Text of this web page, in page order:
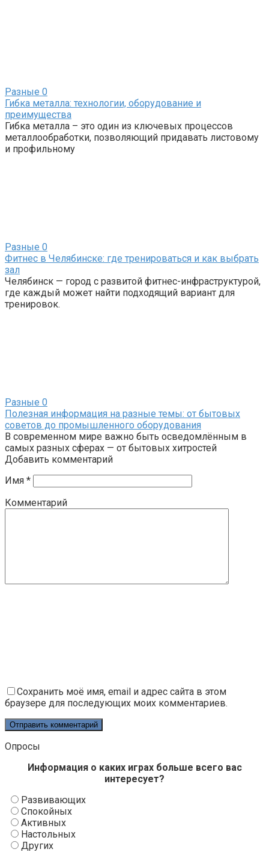
Разные 0
Гибка металла: технологии, оборудование и
преимущества
Гибка металла – это один из ключевых процессов
металлообработки, позволяющий придавать листовому
и профильному
Разные 0
Фитнес в Челябинске: где тренироваться и как выбрать
зал
Челябинск — город с развитой фитнес-инфраструктурой,
где каждый может найти подходящий вариант для
тренировок.
Разные 0
Полезная информация на разные темы: от бытовых
советов до промышленного оборудования
В современном мире важно быть осведомлённым в
самых разных сферах — от бытовых хитростей
Добавить комментарий
Имя *
Комментарий
Сохранить моё имя, email и адрес сайта в этом
браузере для последующих моих комментариев.
Опросы
Информация о каких играх больше всего вас
интересует?
Развивающих
Спокойных
Активных
Настольных
Других